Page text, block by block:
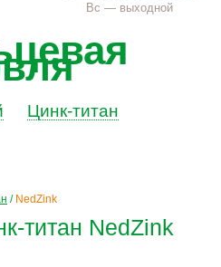
Вс — выходной
Цинк-титан
/ NedZink
титан NedZink